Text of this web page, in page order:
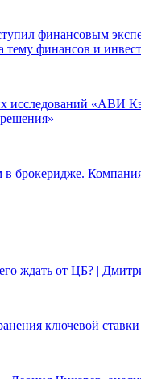
финансовым
тему финансов и
исследований «АВИ
в брокеридже.
ждать от ЦБ? |
ключевой